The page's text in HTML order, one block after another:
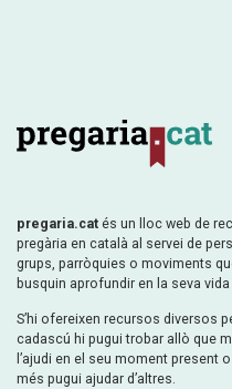
pregaria.cat és un lloc web de
pregària en català al servei de
grups, parròquies o moviments
busquin aprofundir en la seva
S’hi ofereixen recursos diversos
cadascú hi pugui trobar allò que
l’ajudi en el seu moment present
més pugui ajudar d’altres.